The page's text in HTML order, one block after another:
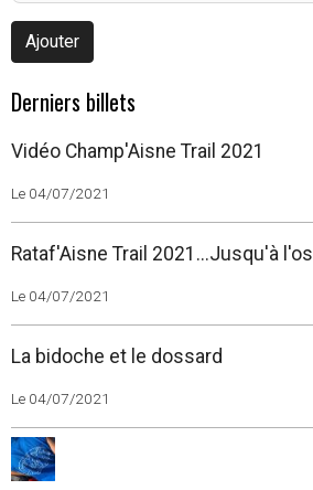
Ajouter
Derniers billets
Vidéo Champ'Aisne Trail 2021
Le 04/07/2021
Rataf'Aisne Trail 2021...Jusqu'à l'os
Le 04/07/2021
La bidoche et le dossard
Le 04/07/2021